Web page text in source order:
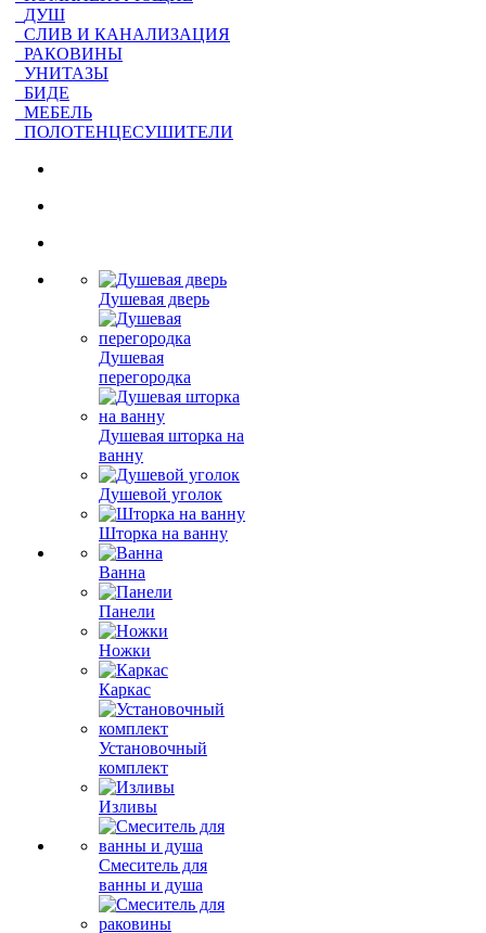
ДУШ
СЛИВ И КАНАЛИЗАЦИЯ
РАКОВИНЫ
УНИТАЗЫ
БИДЕ
МЕБЕЛЬ
ПОЛОТЕНЦЕСУШИТЕЛИ
Душевая дверь
Душевая
перегородка
Душевая шторка на
ванну
Душевой уголок
Шторка на ванну
Ванна
Панели
Ножки
Каркас
Установочный
комплект
Изливы
Смеситель для
ванны и душа